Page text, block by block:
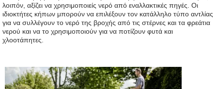
λοιπόν, αξίζει να χρησιμοποιείς νερό από εναλλακτικές πηγές. Οι
ιδιοκτήτες κήπων μπορούν να επιλέξουν τον κατάλληλο τύπο αντλίας
για να συλλέγουν το νερό της βροχής από τις στέρνες και τα φρεάτια
νερού και να το χρησιμοποιούν για να ποτίζουν φυτά και
χλοοτάπητες.